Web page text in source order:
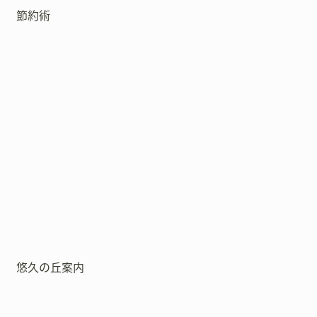
節約術
悠久の丘案内